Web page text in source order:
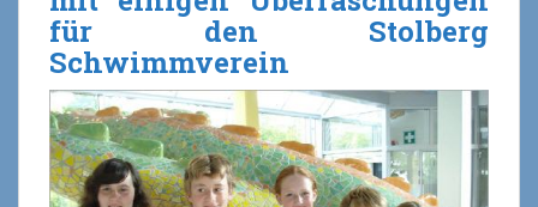
für den Stolberg
Schwimmverein